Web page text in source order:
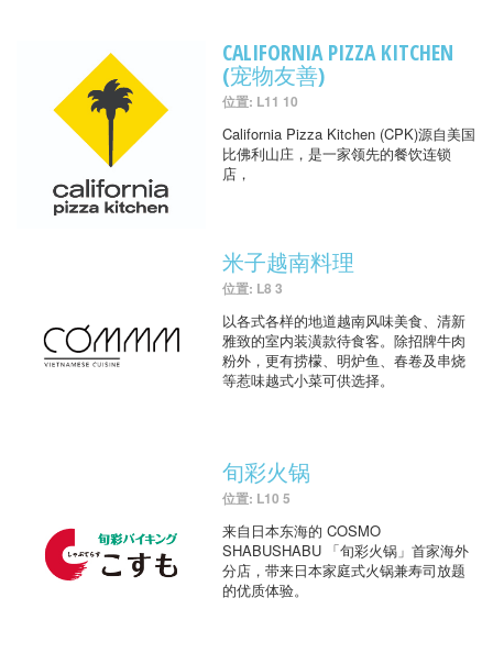
CALIFORNIA PIZZA KITCHEN
(宠物友善)
位置: L11 10
California Pizza Kitchen (CPK)源自美国
比佛利山庄，是一家领先的餐饮连锁
店，
米子越南料理
位置: L8 3
以各式各样的地道越南风味美食、清新
雅致的室内装潢款待食客。除招牌牛肉
粉外，更有捞檬、明炉鱼、春卷及串烧
等惹味越式小菜可供选择。
旬彩火锅
位置: L10 5
来自日本东海的 COSMO
SHABUSHABU 「旬彩火锅」首家海外
分店，带来日本家庭式火锅兼寿司放题
的优质体验。